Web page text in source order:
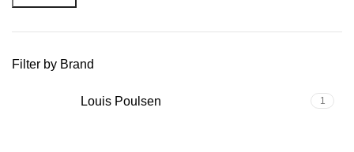
Filter by Brand
Louis Poulsen 1